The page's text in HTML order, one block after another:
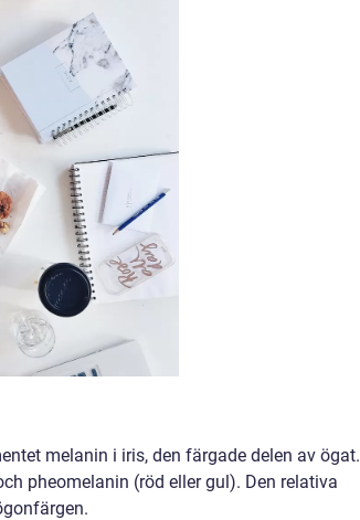
melanin i iris, den färgade delen av ögat.
pheomelanin (röd eller gul). Den relativa